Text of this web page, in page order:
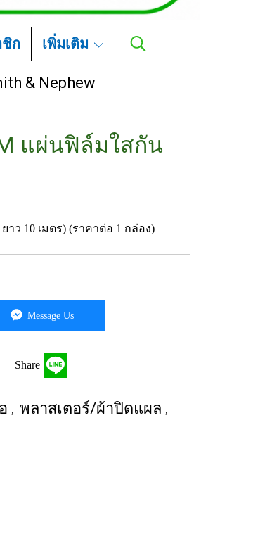
ก เพิ่มเติม
& Nephew
แผ่นฟิล์มใสกัน
ยาว 10 เมตร) (ราคาต่อ 1 กล่อง)
Message Us
Share
, พลาสเตอร์/ผ้าปิดแผล ,